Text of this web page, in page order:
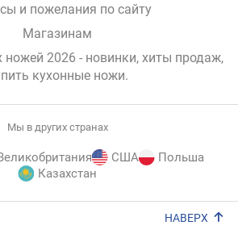
и пожелания по сайту
Магазинам
ножей 2026 - новинки, хиты продаж,
кухонные ножи.
Мы в других странах
США
Польша
Казахстан
НАВЕРХ